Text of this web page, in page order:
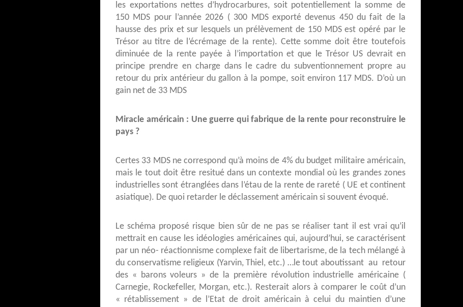
les exportations nettes d’hydrocarbures, soit potentiellement la somme de
150 MDS pour l’année 2026 ( 300 MDS exporté devenus 450 du fait de la
hausse des prix et sur lesquels un prélèvement de 150 MDS est opéré par le
Trésor au titre de l’écrémage de la rente). Cette somme doit être toutefois
diminuée de la rente payée à l’importation et que le Trésor US devrait en
principe prendre en charge dans le cadre du subventionnement propre au
retour du prix antérieur du gallon à la pompe, soit environ 117 MDS. D’où un
gain net de 33 MDS
Miracle américain : Une guerre qui fabrique de la rente pour reconstruire le
pays ?
Certes 33 MDS ne correspond qu’à moins de 4% du budget militaire américain,
mais le tout doit être resitué dans un contexte mondial où les grandes zones
industrielles sont étranglées dans l’étau de la rente de rareté ( UE et continent
asiatique). De quoi retarder le déclassement américain si souvent évoqué.
Le schéma proposé risque bien sûr de ne pas se réaliser tant il est vrai qu’il
mettrait en cause les idéologies américaines qui, aujourd’hui, se caractérisent
par un néo- réactionnisme complexe fait de libertarisme, de la tech mélangé à
du conservatisme religieux (Yarvin, Thiel, etc.) …le tout aboutissant au retour
des « barons voleurs » de la première révolution industrielle américaine (
Carnegie, Rockefeller, Morgan, etc.). Resterait alors à comparer le coût d’un
« rétablissement » de l’Etat de droit américain à celui du maintien d’une